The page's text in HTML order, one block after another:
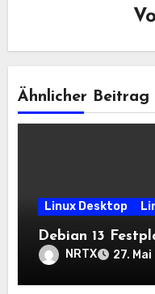
Ähnlicher Beitrag
Linux Desktop
Debian 13
NRTX 27.